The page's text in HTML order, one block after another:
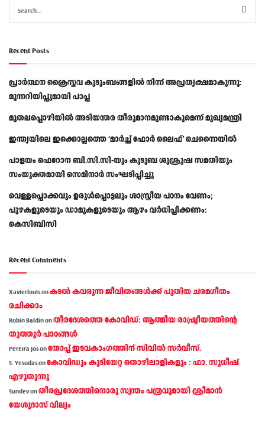
Recent Posts
പ്രാര്‍ത്ഥന ക്രൈസ്തവ കുടുംബങ്ങളില്‍ നിന്ന് അപ്രത്യക്ഷമാകുന്നു:
മുന്നറിയിപ്പുമായി പാപ്പ
മുതലപ്പൊഴിയിൽ അടിയന്തര തീരുമാനമുണ്ടാകുമെന്ന് മുഖ്യമന്ത്രി
ഇന്ത്യയിലെ ഇക്കൊല്ലത്തെ ‘മാർച്ച് ഫോർ ലൈഫ്’ ചെന്നൈയിൽ
പാളയം ഫെറോന ബി.സി.സി-യും കുടുബ ശുശ്രൂഷ സമതിയും
സംയുക്തമായി സെമിനാർ സംഘടിപ്പിച്ചു
വെള്ളപ്പൊക്കവും ഉരുള്‍പ്പൊട്ടലും ശാസ്ത്രീയ പഠനം വേണം;
പുഴകളുടെയും ഡാമുകളുടെയും ആഴം വര്‍ധിപ്പിക്കണം:
കെസിബിസി
Recent Comments
Xavierlouisonകടല്‍ കവരുന്ന ജീവിതങ്ങള്‍ക്ക് പുതിയ ചരമഗീതം
രചിക്കാം
Robin Baldinonതീരദേശത്തെ കോവിഡ്: ആത്മീയ രാഷ്ട്രീയത്തിന്റെ
തൂത്തൂര്‍ പാഠങ്ങൾ
Pereira Josonതോപ്പ് ഇടവകാംഗത്തിന് സിവിൽ സർവീസ്.
S. Yesudasonകോവിഡും കുടിയേറ്റ തൊഴിലാളികളും : ഫാ. സുധീഷ്
എഴുതുന്നു
Sundevonതീരപ്രദേശത്തിനൊരു സ്വന്തം പത്രവുമായി ശ്രീമാന്‍
യേശുദാസ് വില്യം